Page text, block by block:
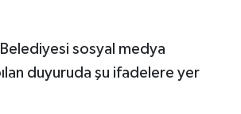
sosyal medya
duyuruda şu ifadelere yer